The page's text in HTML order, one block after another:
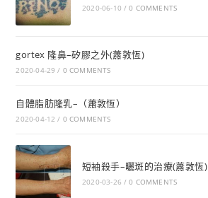
2020-06-10 / 0 COMMENTS
gortex 隆鼻–矽膠之外(蕭敦恆)
2020-04-29 / 0 COMMENTS
自體脂肪隆乳–（蕭敦恆）
2020-04-12 / 0 COMMENTS
短袖殺手–曬斑的治療(蕭敦恆)
2020-03-26 / 0 COMMENTS